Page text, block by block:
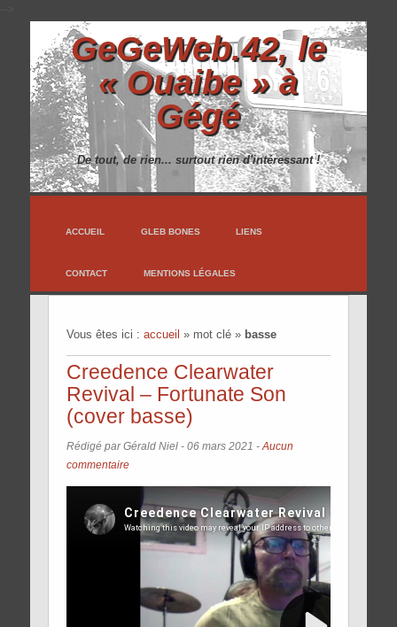
GeGeWeb.42, le
« Ouaibe » à
Gégé
De tout, de rien... surtout rien d'intéressant !
ACCUEIL GLEB BONES LIENS
CONTACT MENTIONS LÉGALES
Vous êtes ici : accueil » mot clé» basse
Creedence Clearwater
Revival – Fortunate Son
(cover basse)
Rédigé par Gérald Niel - 06 mars 2021 -Aucun
commentaire